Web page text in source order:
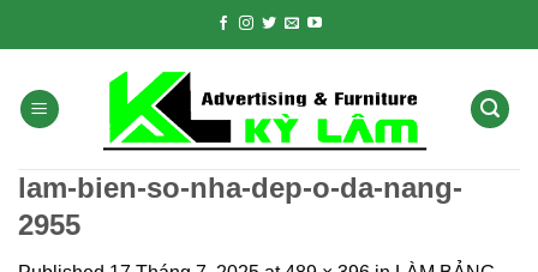
lam-bien-so-nha-dep-o-da-nang-
2955